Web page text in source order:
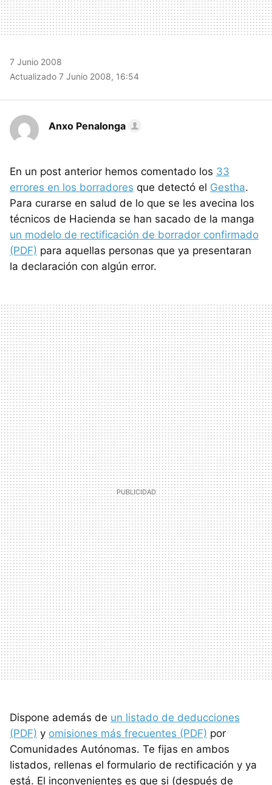
7 Junio 2008
Actualizado 7 Junio 2008, 16:54
Anxo Penalonga
En un post anterior hemos comentado los 33
errores en los borradores que detectó el Gestha.
Para curarse en salud de lo que se les avecina los
técnicos de Hacienda se han sacado de la manga
un modelo de rectificación de borrador confirmado
(PDF) para aquellas personas que ya presentaran
la declaración con algún error.
Dispone además de un listado de deducciones
(PDF) y omisiones más frecuentes (PDF) por
Comunidades Autónomas. Te fijas en ambos
listados, rellenas el formulario de rectificación y ya
está. El inconvenientes es que si (después de